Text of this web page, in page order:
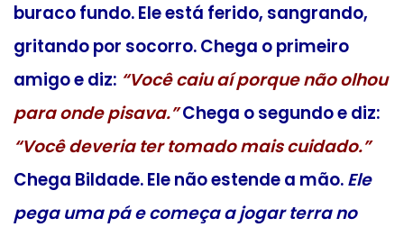
buraco fundo. Ele está ferido, sangrando,
gritando por socorro. Chega o primeiro
amigo e diz: “Você caiu aí porque não olhou
para onde pisava.”Chega o segundo e diz:
“Você deveria ter tomado mais cuidado.”
Chega Bildade. Ele não estende a mão.Ele
pega uma pá e começa a jogar terra no